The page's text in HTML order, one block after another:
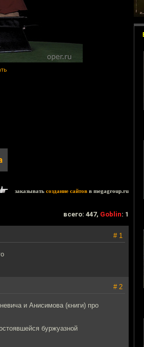
заказывать создание сайтов в megagroup.ru
всего: 447, Goblin: 1
# 1
# 2
и Анисимова (книги) про
буржуазной